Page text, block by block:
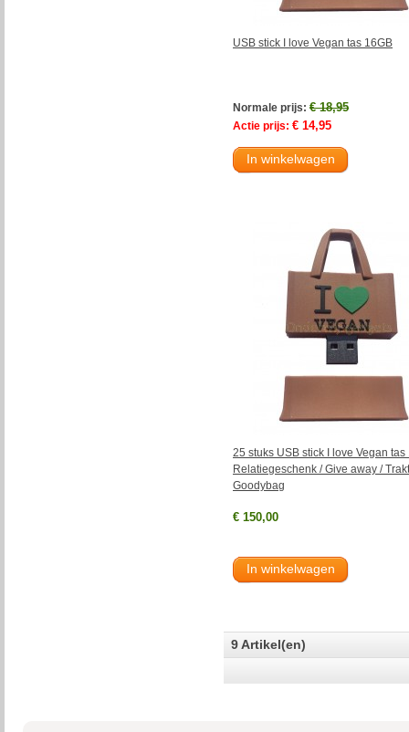
USB stick I love Vegan tas 16GB
Normale prijs: € 18,95
Actie prijs: € 14,95
In winkelwagen
25 stuks USB stick I love Vegan tas
Relatiegeschenk / Give away /
Goodybag
€ 150,00
In winkelwagen
9 Artikel(en)